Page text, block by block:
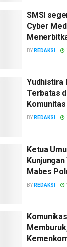
SMSI
Cyber
BY REDAKSI
Yudhistira
Terbatas
BY REDAKSI
Ketua
Mabes
BY REDAKSI